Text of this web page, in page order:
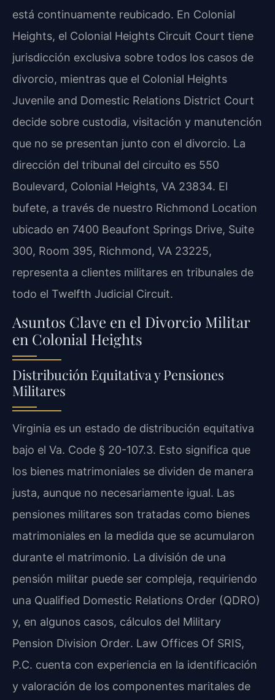
está continuamente reubicado. En Colonial
Heights, el Colonial Heights Circuit Court tiene
jurisdicción exclusiva sobre todos los casos de
divorcio, mientras que el Colonial Heights
Juvenile and Domestic Relations District Court
decide sobre custodia, visitación y manutención
que no se presentan junto con el divorcio. La
dirección del tribunal del circuito es 550
Boulevard, Colonial Heights, VA 23834. El
bufete, a través de nuestro Richmond Location
ubicado en 7400 Beaufont Springs Drive, Suite
300, Room 395, Richmond, VA 23225,
representa a clientes militares en tribunales de
todo el Twelfth Judicial Circuit.
Asuntos Clave en el Divorcio Militar
en Colonial Heights
Distribución Equitativa y Pensiones
Militares
Virginia es un estado de distribución equitativa
bajo el Va. Code § 20-107.3. Esto significa que
los bienes matrimoniales se dividen de manera
justa, aunque no necesariamente igual. Las
pensiones militares son tratadas como bienes
matrimoniales en la medida que se acumularon
durante el matrimonio. La división de una
pensión militar puede ser compleja, requiriendo
una Qualified Domestic Relations Order (QDRO)
y, en algunos casos, cálculos del Military
Pension Division Order. Law Offices Of SRIS,
P.C. cuenta con experiencia en la identificación
y valoración de los componentes maritales de